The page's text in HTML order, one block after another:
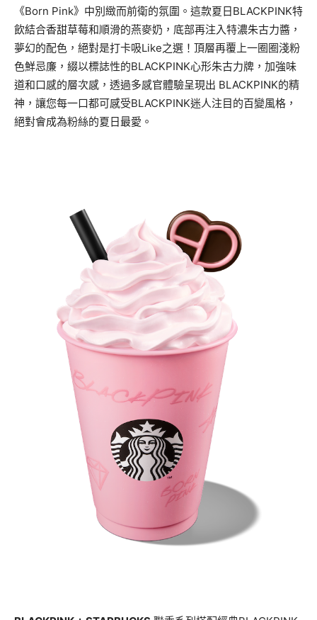
《Born Pink》中別緻而前衛的氛圍。這款夏日BLACKPINK特
飲結合香甜草莓和順滑的燕麥奶，底部再注入特濃朱古力醬，
夢幻的配色，絕對是打卡吸Like之選！頂層再覆上一圈圈淺粉
色鮮忌廉，綴以標誌性的BLACKPINK心形朱古力牌，加強味
道和口感的層次感，透過多感官體驗呈現出 BLACKPINK的精
神，讓您每一口都可感受BLACKPINK迷人注目的百變風格，
絕對會成為粉絲的夏日最愛。